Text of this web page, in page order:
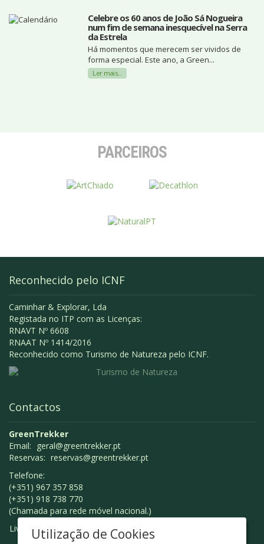
Celebre os 60 anos de João Sá Nogueira
num fim de semana inesquecível na Serra
da Estrela
Há momentos que merecem ser vividos de
forma especial. Este ano, a Green...
Ler mais...
PARCEIROS
Reconhecido pelo ICNF
Caminhar & Explorar, Lda
Registada no ITP com as Licenças:
RNAVT Nº 6608
RNAAT Nº 1414/2016
Reconhecido como Turismo de Natureza pelo ICNF.
Contactos
GreenTrekker
Email: geral@greentrekker.pt
Reservas: reservas@greentrekker.pt
Telefone:
(+351) 967 357 858
(+351) 918 738 770
(Chamada para rede móvel nacional.)
Livro de Reclamações
Utilização de Cookies